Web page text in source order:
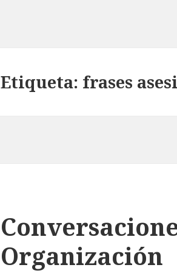
Etiqueta: frases
Organización